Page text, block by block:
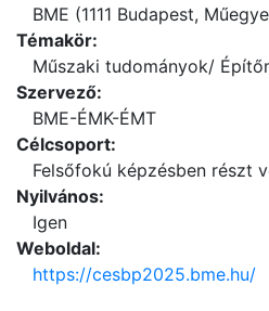
BME (1111 Budapest,
Témakör:
Műszaki tudományok/
Szervező:
BME-ÉMK-ÉMT
Célcsoport:
Felsőfokú képzésben részt
Nyilvános:
Igen
Weboldal:
https://cesbp2025.bme.hu/